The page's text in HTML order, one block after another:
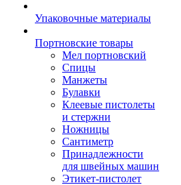
Упаковочные материалы
Портновские товары
Мел портновский
Спицы
Манжеты
Булавки
Клеевые пистолеты
и стержни
Ножницы
Сантиметр
Принадлежности
для швейных машин
Этикет-пистолет